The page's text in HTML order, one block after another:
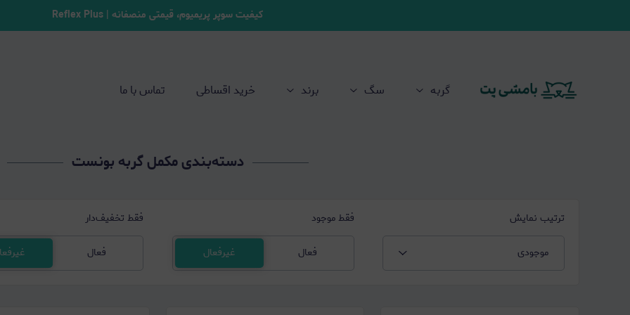
کیفیت سوپر پریمیوم، قیمتی منصفانه | Reflex Plus
گربه سگ برند خرید اقساطی تماس با ما
دسته‌بندی مکمل گربه بونست
ترتیب نمایش
موجودی
فقط موجود
فعال غیرفعال
فقط تخفیف‌دار
فعال